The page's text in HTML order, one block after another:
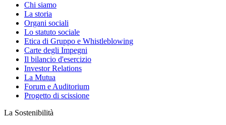
Chi siamo
La storia
Organi sociali
Lo statuto sociale
Etica di Gruppo e Whistleblowing
Carte degli Impegni
Il bilancio d'esercizio
Investor Relations
La Mutua
Forum e Auditorium
Progetto di scissione
La Sostenibilità